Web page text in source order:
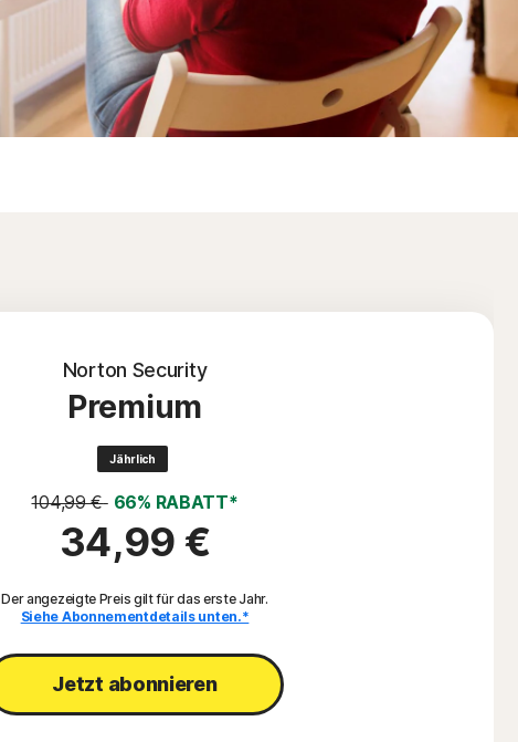
Norton Security
Premium
Jährlich
104,99 € 66% RABATT*
34,99 €
Der angezeigte Preis gilt für das erste Jahr.
Siehe Abonnementdetails unten.*
Jetzt abonnieren